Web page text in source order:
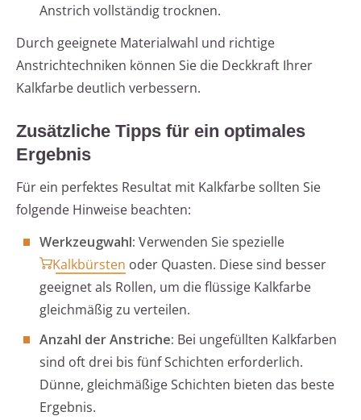
Anstrich vollständig trocknen.
Durch geeignete Materialwahl und richtige
Anstrichtechniken können Sie die Deckkraft Ihrer
Kalkfarbe deutlich verbessern.
Zusätzliche Tipps für ein optimales
Ergebnis
Für ein perfektes Resultat mit Kalkfarbe sollten Sie
folgende Hinweise beachten:
Werkzeugwahl: Verwenden Sie spezielle
Kalkbürsten oder Quasten. Diese sind besser
geeignet als Rollen, um die flüssige Kalkfarbe
gleichmäßig zu verteilen.
Anzahl der Anstriche: Bei ungefüllten Kalkfarben
sind oft drei bis fünf Schichten erforderlich.
Dünne, gleichmäßige Schichten bieten das beste
Ergebnis.